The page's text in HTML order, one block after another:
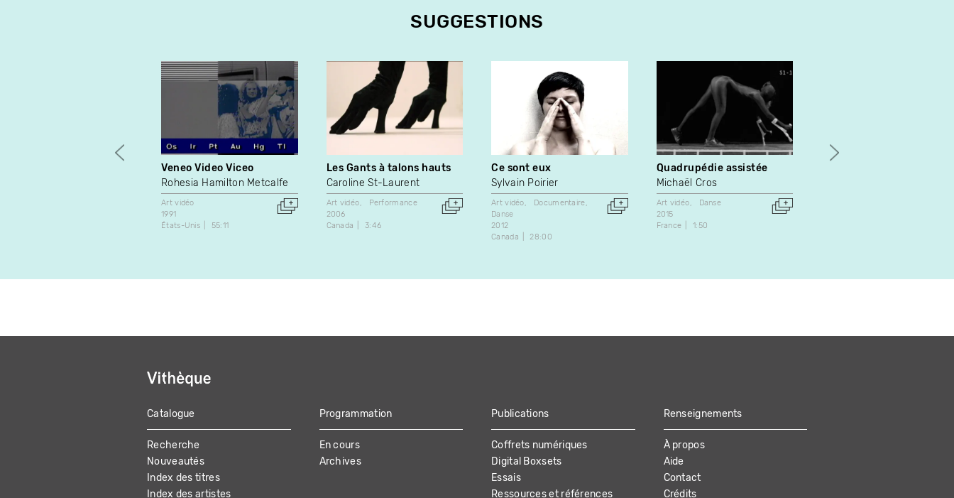
SUGGESTIONS
Veneo Video Viceo
Rohesia Hamilton Metcalfe
Art vidéo
1991
États-Unis
55:11
Les Gants à talons hauts
Caroline St-Laurent
Art vidéo
Performance
2006
Canada
3:46
Ce sont eux
Sylvain Poirier
Art vidéo
Documentaire
Danse
2012
Canada
28:00
Quadrupédie assistée
Michaël Cros
Art vidéo
Danse
2015
France
1:50
MAIN
NAVIGATION
Catalogue
Recherche
Nouveautés
Index des titres
Index des artistes
Programmation
En cours
Archives
Publications
Coffrets numériques
Digital Boxsets
Essais
Ressources et références
Renseignements
À propos
Aide
Contact
Crédits